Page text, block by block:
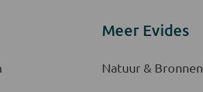
Meer Evides
Natuur & Bronnen